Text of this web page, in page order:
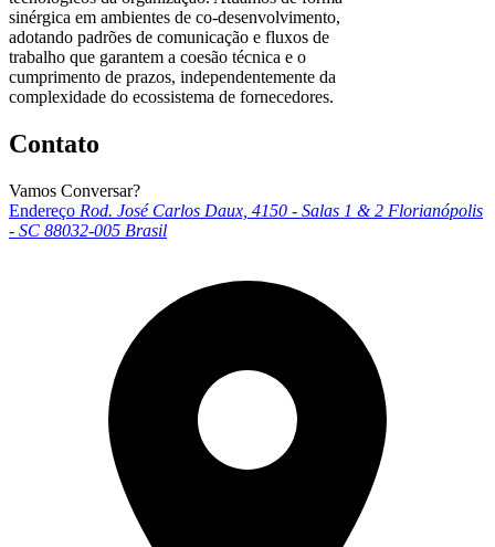
sinérgica em ambientes de co-desenvolvimento,
adotando padrões de comunicação e fluxos de
trabalho que garantem a coesão técnica e o
cumprimento de prazos, independentemente da
complexidade do ecossistema de fornecedores.
Contato
Vamos Conversar?
Endereço Rod. José Carlos Daux, 4150 - Salas 1 & 2 Florianópolis
- SC 88032-005 Brasil